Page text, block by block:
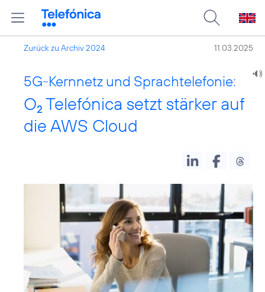
Zurück zu Archiv 2024 11.03.2025
5G-Kernnetz und Sprachtelefonie:
O2 Telefónica setzt stärker auf
die AWS Cloud